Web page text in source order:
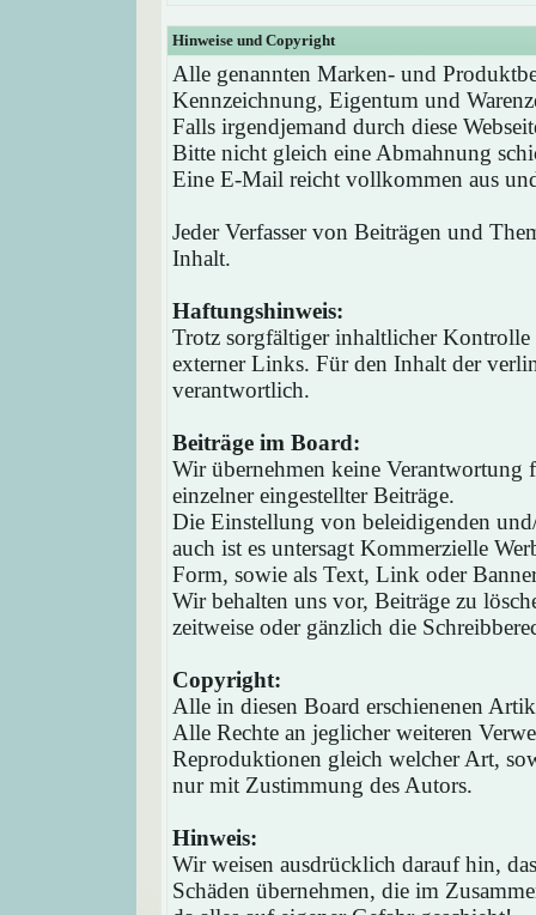
Hinweise und Copyright
Alle genannten Marken- und
Kennzeichnung, Eigentum und
Falls irgendjemand durch diese
Bitte nicht gleich eine Abmahnung
Eine E-Mail reicht vollkommen aus
Jeder Verfasser von Beiträgen und
Inhalt.
Haftungshinweis:
Trotz sorgfältiger inhaltlicher
externer Links. Für den Inhalt der
verantwortlich.
Beiträge im Board:
Wir übernehmen keine
einzelner eingestellter Beiträge.
Die Einstellung von beleidigenden
auch ist es untersagt Kommerzielle
Form, sowie als Text, Link oder
Wir behalten uns vor, Beiträge zu
zeitweise oder gänzlich die
Copyright:
Alle in diesen Board erschienenen
Alle Rechte an jeglicher weiteren
Reproduktionen gleich welcher Art,
nur mit Zustimmung des Autors.
Hinweis:
Wir weisen ausdrücklich darauf hin,
Schäden übernehmen, die im